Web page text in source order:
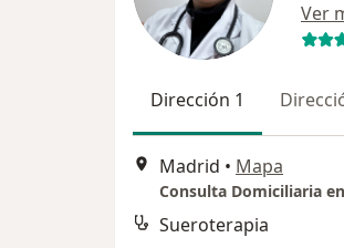
Ver
Dirección 1
Madrid • Mapa
Sueroterapia